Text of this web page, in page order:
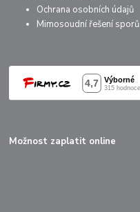
Ochrana osobních údajů
Mimosoudní řešení sporů
Možnost zaplatit online